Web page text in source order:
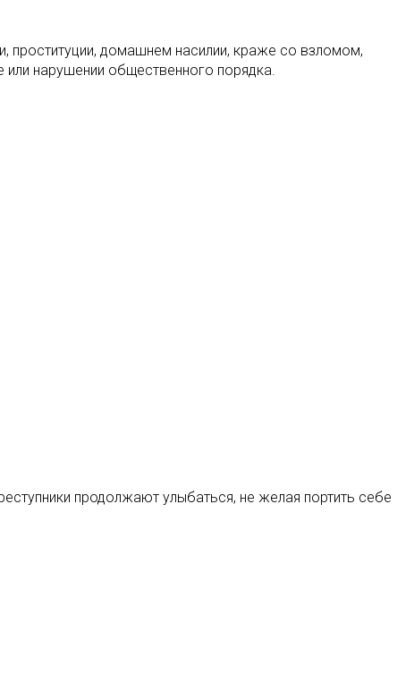
домашнем насилии, краже со взломом,
или нарушении общественного порядка.
продолжают улыбаться, не желая портить себе